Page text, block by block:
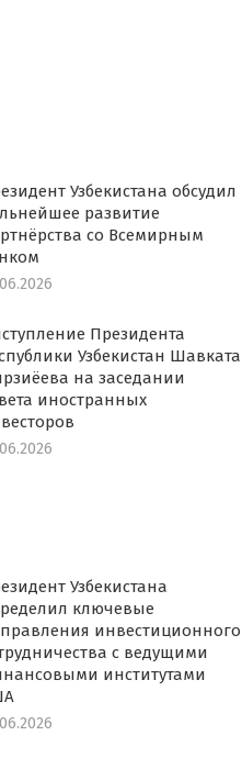
Узбекистана обсудил
развитие
со Всемирным
Президента
Узбекистан Шавката
на заседании
иностранных
Узбекистана
ключевые
инвестиционного
с ведущими
институтами